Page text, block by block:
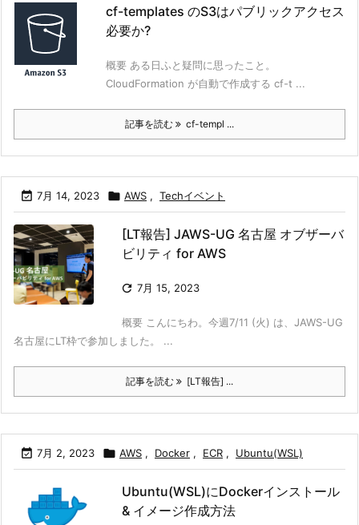
cf-templates のS3はパブリックアクセス
必要か?
概要 ある日ふと疑問に思ったこと。
CloudFormation が自動で作成する cf-t ...
記事を読む cf-templ ...
 7月 14, 2023  AWS , Techイベント
[LT報告] JAWS-UG 名古屋 オブザーバ
ビリティ for AWS
 7月 15, 2023
概要 こんにちわ。今週7/11 (火) は、JAWS-UG
名古屋にLT枠で参加しました。 ...
記事を読む [LT報告] ...
 7月 2, 2023  AWS , Docker , ECR , Ubuntu(WSL)
Ubuntu(WSL)にDockerインストール
& イメージ作成方法